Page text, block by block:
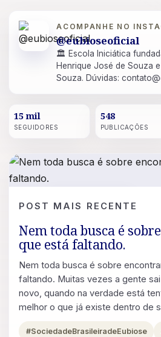
ACOMPANHE NO
@eubioseoficial
🏛 Escola Iniciática
Henrique José de Souza
Souza. Dúvidas:
15 mil
SEGUIDORES
548
PUBLICAÇÕES
POST MAIS RECENTE
Nem toda busca é
que está faltando.
Nem toda busca é sobre
faltando. Muitas vezes a gente
novo, quando na verdade está
melhor o que já existe dentro de
#SociedadeBrasileiradeEubiose